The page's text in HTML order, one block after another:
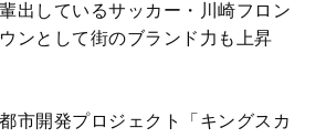
出しているサッカー・川崎フロン
ンとして街のブランド力も上昇
市開発プロジェクト「キングスカ